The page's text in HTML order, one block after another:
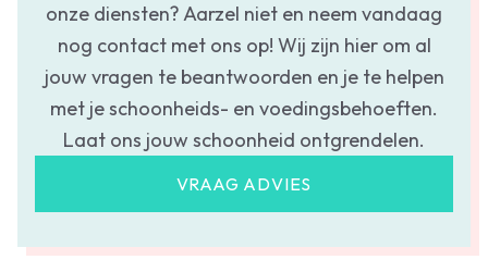
onze diensten? Aarzel niet en neem vandaag
nog contact met ons op! Wij zijn hier om al
jouw vragen te beantwoorden en je te helpen
met je schoonheids- en voedingsbehoeften.
Laat ons jouw schoonheid ontgrendelen.
VRAAG ADVIES